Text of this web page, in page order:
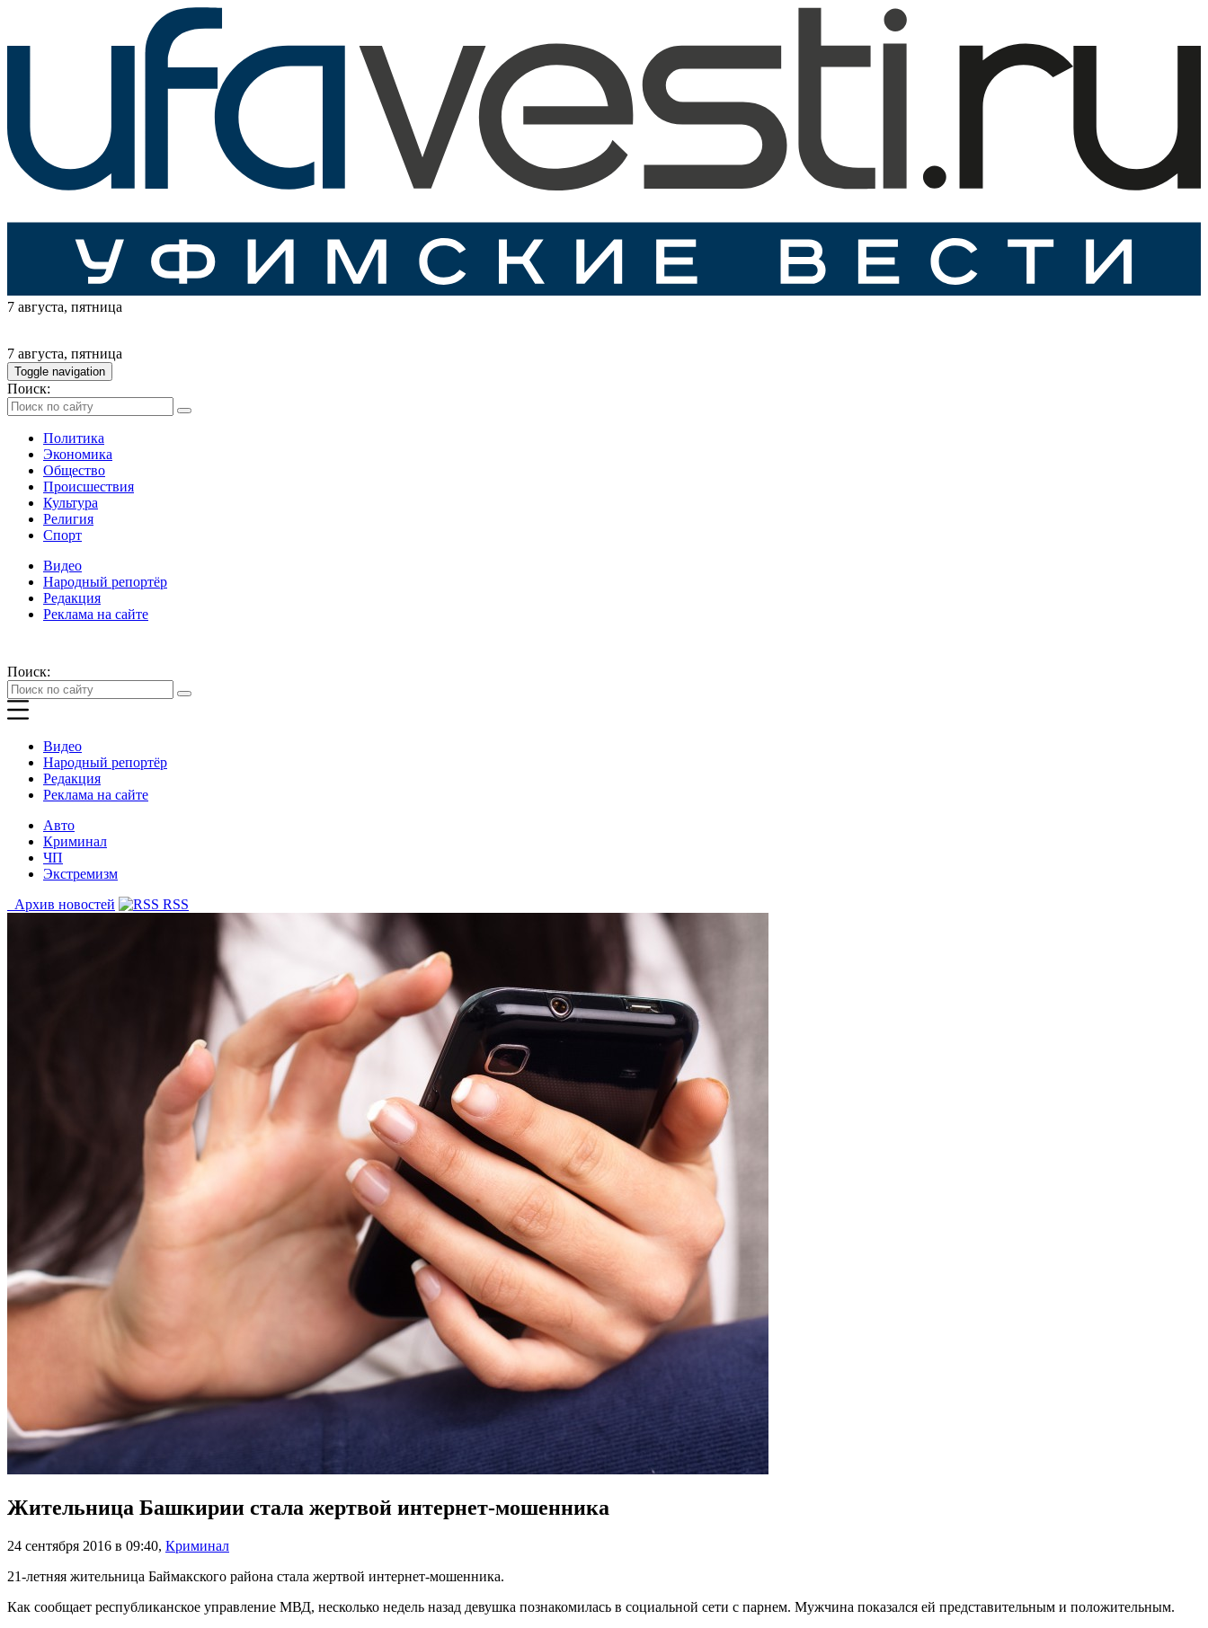
7 августа, пятница
7 августа, пятница
Toggle navigation
Поиск:
Политика
Экономика
Общество
Происшествия
Культура
Религия
Спорт
Видео
Народный репортёр
Редакция
Реклама на сайте
Поиск:
Видео
Народный репортёр
Редакция
Реклама на сайте
Авто
Криминал
ЧП
Экстремизм
Архив новостей
RSS
Жительница Башкирии стала жертвой интернет-мошенника
24 сентября 2016 в 09:40, Криминал
21-летняя жительница Баймакского района стала жертвой интернет-мошенника.
Как сообщает республиканское управление МВД, несколько недель назад девушка познакомилась в социальной сети с парнем. Мужчина показался ей представительным и положительным.